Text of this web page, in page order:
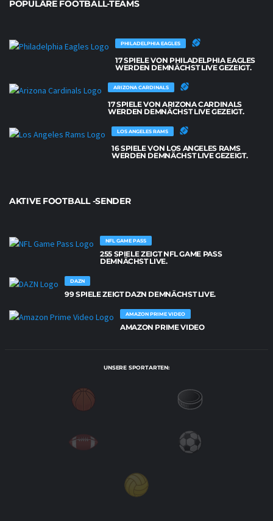
POPULÄRE FOOTBALL-TEAMS
PHILADELPHIA EAGLES
17 SPIELE VON PHILADELPHIA EAGLES
WERDEN DEMNÄCHST LIVE GEZEIGT.
ARIZONA CARDINALS
17 SPIELE VON ARIZONA CARDINALS
WERDEN DEMNÄCHST LIVE GEZEIGT.
LOS ANGELES RAMS
16 SPIELE VON LOS ANGELES RAMS
WERDEN DEMNÄCHST LIVE GEZEIGT.
AKTIVE FOOTBALL -SENDER
NFL GAME PASS
255 SPIELE ZEIGT NFL GAME PASS
DEMNÄCHST LIVE.
DAZN
99 SPIELE ZEIGT DAZN DEMNÄCHST LIVE.
AMAZON PRIME VIDEO
AMAZON PRIME VIDEO
UNSERE SPORTARTEN: